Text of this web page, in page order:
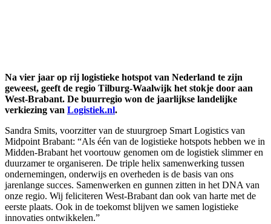
Na vier jaar op rij logistieke hotspot van Nederland te zijn
geweest, geeft de regio Tilburg-Waalwijk het stokje door aan
West-Brabant. De buurregio won de jaarlijkse landelijke
verkiezing van Logistiek.nl.
Sandra Smits, voorzitter van de stuurgroep Smart Logistics van
Midpoint Brabant: “Als één van de logistieke hotspots hebben we in
Midden-Brabant het voortouw genomen om de logistiek slimmer en
duurzamer te organiseren. De triple helix samenwerking tussen
ondernemingen, onderwijs en overheden is de basis van ons
jarenlange succes. Samenwerken en gunnen zitten in het DNA van
onze regio. Wij feliciteren West-Brabant dan ook van harte met de
eerste plaats. Ook in de toekomst blijven we samen logistieke
innovaties ontwikkelen.”